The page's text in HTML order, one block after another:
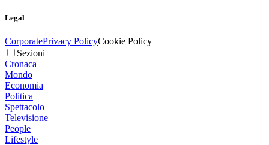
Legal
CorporatePrivacy PolicyCookie Policy
Sezioni
Cronaca
Mondo
Economia
Politica
Spettacolo
Televisione
People
Lifestyle